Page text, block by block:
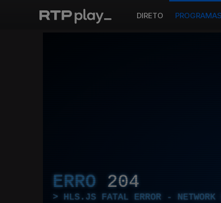
DIRETO
ERRO 204
HLS.JS FATAL ERROR - NETWORK